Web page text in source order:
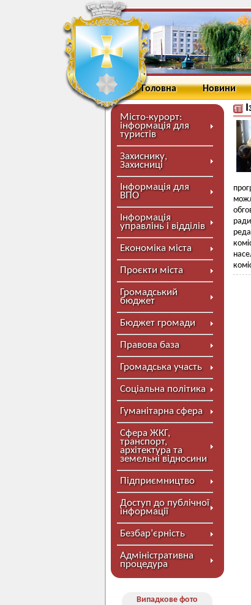
Головна Новини
Місто-курорт:
інформація для
туристів
Захиснику,
Захисниці
Інформація для
ВПО
Інформація
управлінь і відділів
Економіка міста
Проєкти міста
Громадський
бюджет
Бюджет громади
Правова база
Громадська участь
Соціальна політика
Гуманітарна сфера
Сфера ЖКГ,
транспорт,
архітектура та
земельні відносини
Підприємництво
Доступ до публічної
інформації
Безбар’єрність
Адміністративна
процедура
Випадкове фото